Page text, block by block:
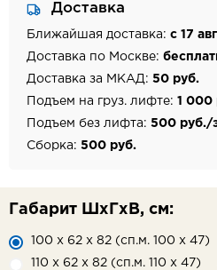
Доставка
Ближайшая доставка: с 17
Доставка по Москве:
Доставка за МКАД: 50 руб.
Подъем на груз. лифте: 1 000
Подъем без лифта: 500 руб./
Сборка: 500 руб.
Габарит ШхГхВ, см:
100 х 62 х 82 (сп.м. 100 х 47)
110 х 62 х 82 (сп.м. 110 х 47)